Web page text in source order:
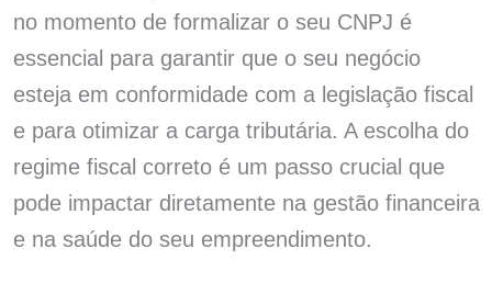
no momento de formalizar o seu CNPJ é
essencial para garantir que o seu negócio
esteja em conformidade com a legislação fiscal
e para otimizar a carga tributária. A escolha do
regime fiscal correto é um passo crucial que
pode impactar diretamente na gestão financeira
e na saúde do seu empreendimento.